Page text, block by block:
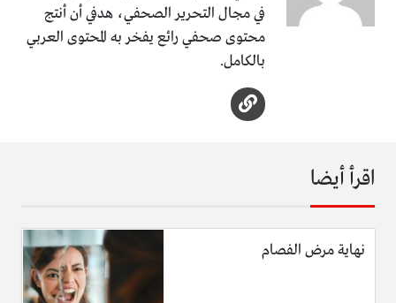
في مجال التحرير الصحفي، هدفي أن أنتج
محتوى صحفي رائع يفخر به المحتوى العربي
بالكامل.
اقرأ أيضا
نهاية مرض الفصام